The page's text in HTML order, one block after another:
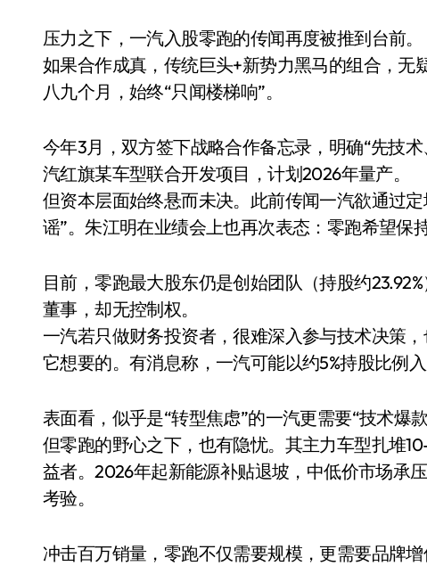
压力之下，一汽入股零跑的传闻再度被推到台前。
如果合作成真，传统巨头+新势力黑马的组合，无
八九个月，始终“只闻楼梯响”。
今年3月，双方签下战略合作备忘录，明确“先技
汽红旗某车型联合开发项目，计划2026年量产。
但资本层面始终悬而未决。此前传闻一汽欲通过
谣”。朱江明在业绩会上也再次表态：零跑希望保
目前，零跑最大股东仍是创始团队（持股约
董事，却无控制权。
一汽若只做财务投资者，很难深入参与技术决策
它想要的。有消息称，一汽可能以约5%持股比例
表面看，似乎是“转型焦虑”的一汽更需要“技术爆款
但零跑的野心之下，也有隐忧。其主力车型扎堆
益者。2026年起新能源补贴退坡，中低价市场承
考验。
冲击百万销量，零跑不仅需要规模，更需要品牌增
电视